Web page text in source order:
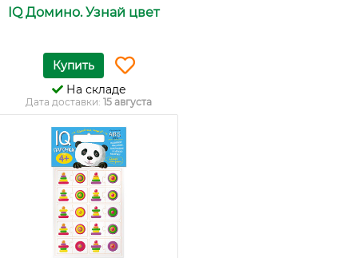
IQ Домино. Узнай цвет
Купить
На складе
Дата доставки: 15 августа